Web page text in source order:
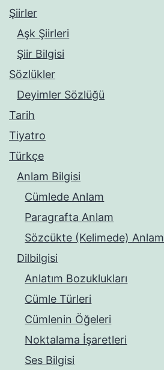
Şiirler
Aşk Şiirleri
Şiir Bilgisi
Sözlükler
Deyimler Sözlüğü
Tarih
Tiyatro
Türkçe
Anlam Bilgisi
Cümlede Anlam
Paragrafta Anlam
Sözcükte (Kelimede) Anlam
Dilbilgisi
Anlatım Bozuklukları
Cümle Türleri
Cümlenin Öğeleri
Noktalama İşaretleri
Ses Bilgisi